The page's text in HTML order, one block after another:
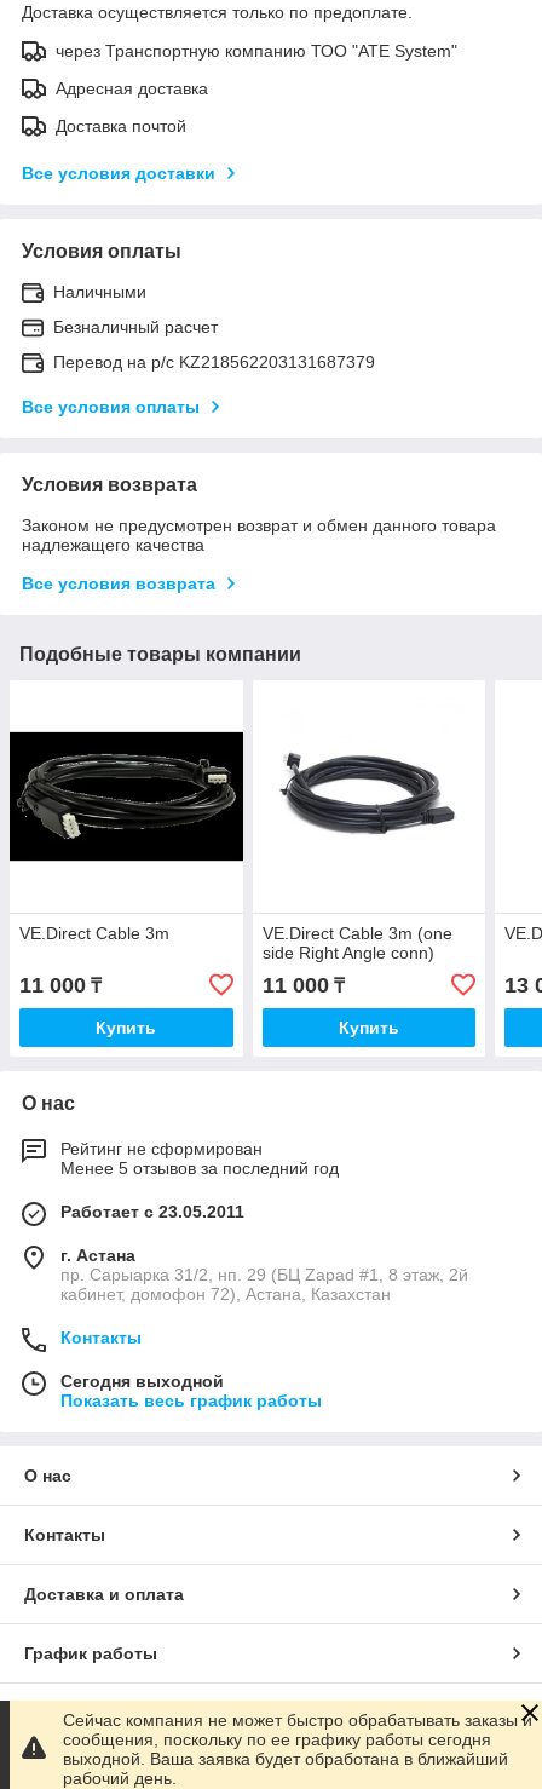
Доставка осуществляется только по предоплате.
через Транспортную компанию ТОО "ATE System"
Адресная доставка
Доставка почтой
Все условия доставки
Условия оплаты
Наличными
Безналичный расчет
Перевод на р/с KZ218562203131687379
Все условия оплаты
Условия возврата
Законом не предусмотрен возврат и обмен данного товара
надлежащего качества
Все условия возврата
Подобные товары компании
VE.Direct Cable 3m
11 000 ₸
Купить
VE.Direct Cable 3m (one
side Right Angle conn)
11 000₸
Купить
13
О нас
Рейтинг не сформирован
Менее 5 отзывов за последний год
Работает с 23.05.2011
г. Астана
пр. Сарыарка 31/2, нп. 29 (БЦ Zapad #1, 8 этаж, 2й
кабинет, домофон 72), Астана, Казахстан
Контакты
Сегодня выходной
Показать весь график работы
О нас
Контакты
Доставка и оплата
График работы
Полная версия сайта
Сайт создан на маркетплейсе Satu.kz
Сейчас компания не может быстро обрабатывать заказы и
сообщения, поскольку по ее графику работы сегодня
выходной. Ваша заявка будет обработана в ближайший
рабочий день.